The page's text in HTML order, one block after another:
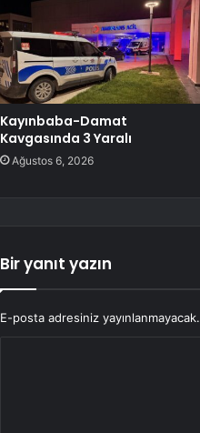
Kayınbaba-Damat
Kavgasında 3 Yaralı
Ağustos 6, 2026
Bir yanıt yazın
E-posta adresiniz yayınlanmayacak.